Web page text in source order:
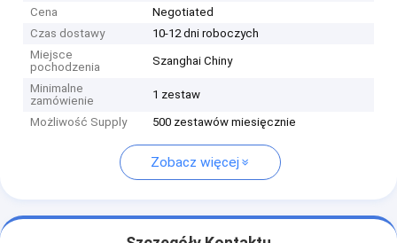
Cena
Negotiated
Czas dostawy
10-12 dni roboczych
Miejsce
pochodzenia
Szanghai Chiny
Minimalne
zamówienie
1 zestaw
Możliwość Supply 500 zestawów miesięcznie
Zobacz więcej